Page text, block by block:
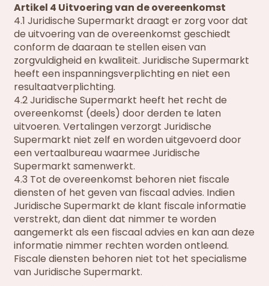
Artikel 4 Uitvoering van de overeenkomst
4.1 Juridische Supermarkt draagt er zorg voor dat
de uitvoering van de overeenkomst geschiedt
conform de daaraan te stellen eisen van
zorgvuldigheid en kwaliteit. Juridische Supermarkt
heeft een inspanningsverplichting en niet een
resultaatverplichting.
4.2 Juridische Supermarkt heeft het recht de
overeenkomst (deels) door derden te laten
uitvoeren. Vertalingen verzorgt Juridische
Supermarkt niet zelf en worden uitgevoerd door
een vertaalbureau waarmee Juridische
Supermarkt samenwerkt.
4.3 Tot de overeenkomst behoren niet fiscale
diensten of het geven van fiscaal advies. Indien
Juridische Supermarkt de klant fiscale informatie
verstrekt, dan dient dat nimmer te worden
aangemerkt als een fiscaal advies en kan aan deze
informatie nimmer rechten worden ontleend.
Fiscale diensten behoren niet tot het specialisme
van Juridische Supermarkt.